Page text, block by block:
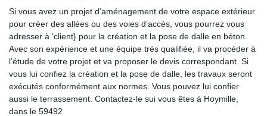
Si vous avez un projet d’aménagement de votre espace extérieur
pour créer des allées ou des voies d’accès, vous pourrez vous
adresser à ‘client} pour la création et la pose de dalle en béton.
Avec son expérience et une équipe très qualifiée, il va procéder à
l’étude de votre projet et va proposer le devis correspondant. Si
vous lui confiez la création et la pose de dalle, les travaux seront
exécutés conformément aux normes. Vous pouvez lui confier
aussi le terrassement. Contactez-le sui vous êtes à Hoymille,
dans le 59492